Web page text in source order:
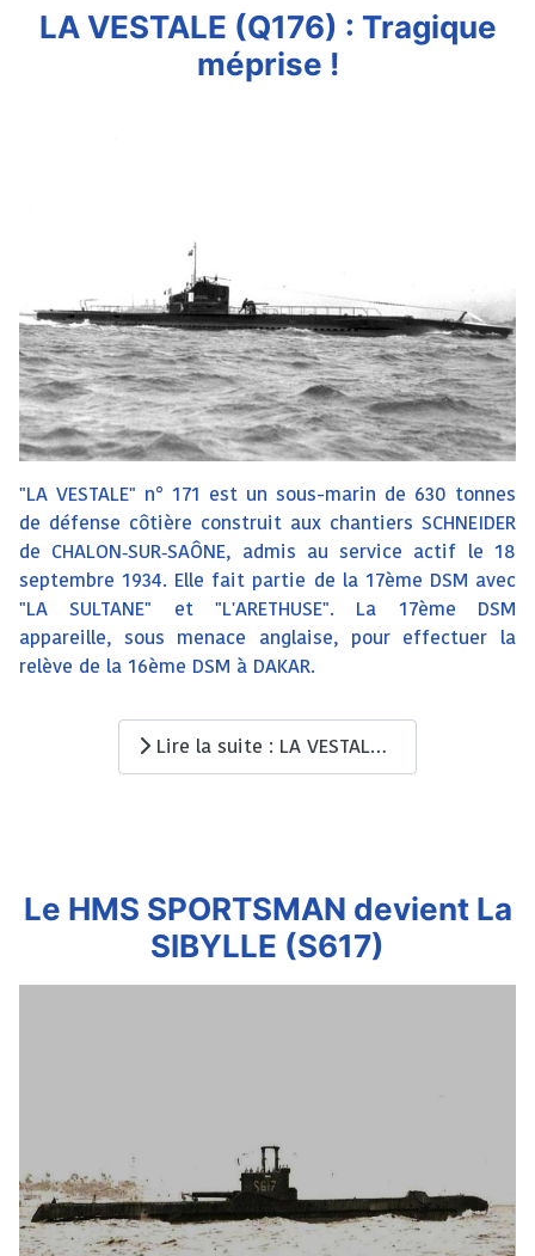
LA VESTALE (Q176) : Tragique
méprise !
"LA VESTALE" n° 171 est un sous-marin de 630 tonnes
de défense côtière construit aux chantiers SCHNEIDER
de CHALON‑SUR‑SAÔNE, admis au service actif le 18
septembre 1934. Elle fait partie de la 17ème DSM avec
"LA SULTANE" et "L'ARETHUSE". La 17ème DSM
appareille, sous menace anglaise, pour effectuer la
relève de la 16ème DSM à DAKAR.
Lire la suite : LA VESTALE (Q176) : Tragique méprise !
Le HMS SPORTSMAN devient La
SIBYLLE (S617)